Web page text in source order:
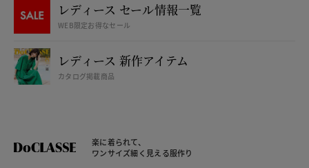
レディース セール情報一覧
WEB限定お得なセール
レディース 新作アイテム
カタログ掲載商品
楽に着られて、
ワンサイズ細く見える服作り